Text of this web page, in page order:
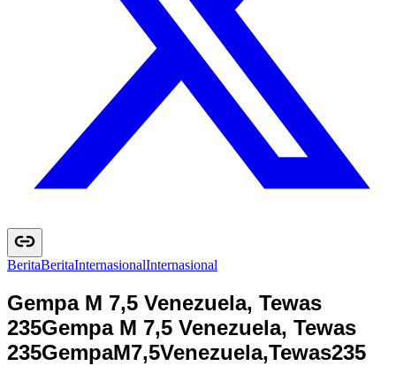
BeritaBeritaInternasionalInternasional
Gempa M 7,5 Venezuela, Tewas
235Gempa M 7,5 Venezuela, Tewas
235GempaM7,5Venezuela,Tewas235